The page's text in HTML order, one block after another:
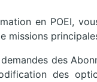
en POEI,
missions
des
des